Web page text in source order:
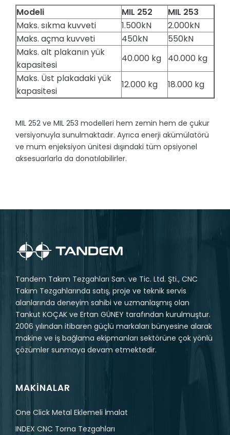
Modeli MIL 252
MIL 253
Maks. sıkma kuvveti
1.500kN
2.000kN
Maks. açma kuvveti
450kN
550kN
Maks. alt plakanın yük
kapasitesi
40.000 kg
40.000 kg
Maks. Üst plakadaki yük
kapasitesi
12.000 kg 18.000 kg
MIL 252 ve MIL 253 modelleri hem zemin hem de çukur
versiyonuyla sunulmaktadır. Ayrıca enerji akümülatörü
ve mum enjeksiyon ünitesi dışındaki tüm opsiyonel
aksesuarlarla da donatılabilirler.
Tandem Takım Tezgahları San. ve Tic. Ltd. Şti., CNC
Takım Tezgahlarında satış, proje ve teknik servis
alanlarında deneyim sahibi ve uzmanlaşmış olan
Tankut KOÇAK ve Ertan GÜNEY tarafından kurulmuştur.
2006 yılından itibaren güçlü markaları bünyesine alarak
makine ve iş bağlama ekipmanları sektörüne çok yönlü
çözümler sunmaya devam etmektedir.
MAKINALAR
One Click Metal Eklemeli İmalat
INDEX CNC Torna Tezgahları